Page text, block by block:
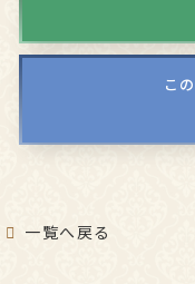
こ
一覧へ戻る